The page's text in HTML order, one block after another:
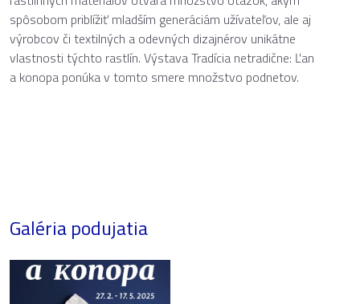
spôsobom priblížiť mladším generáciám užívateľov, ale aj
výrobcov či textilných a odevných dizajnérov unikátne
vlastnosti týchto rastlín. Výstava Tradícia netradične: Ľan
a konopa ponúka v tomto smere množstvo podnetov.
Galéria podujatia